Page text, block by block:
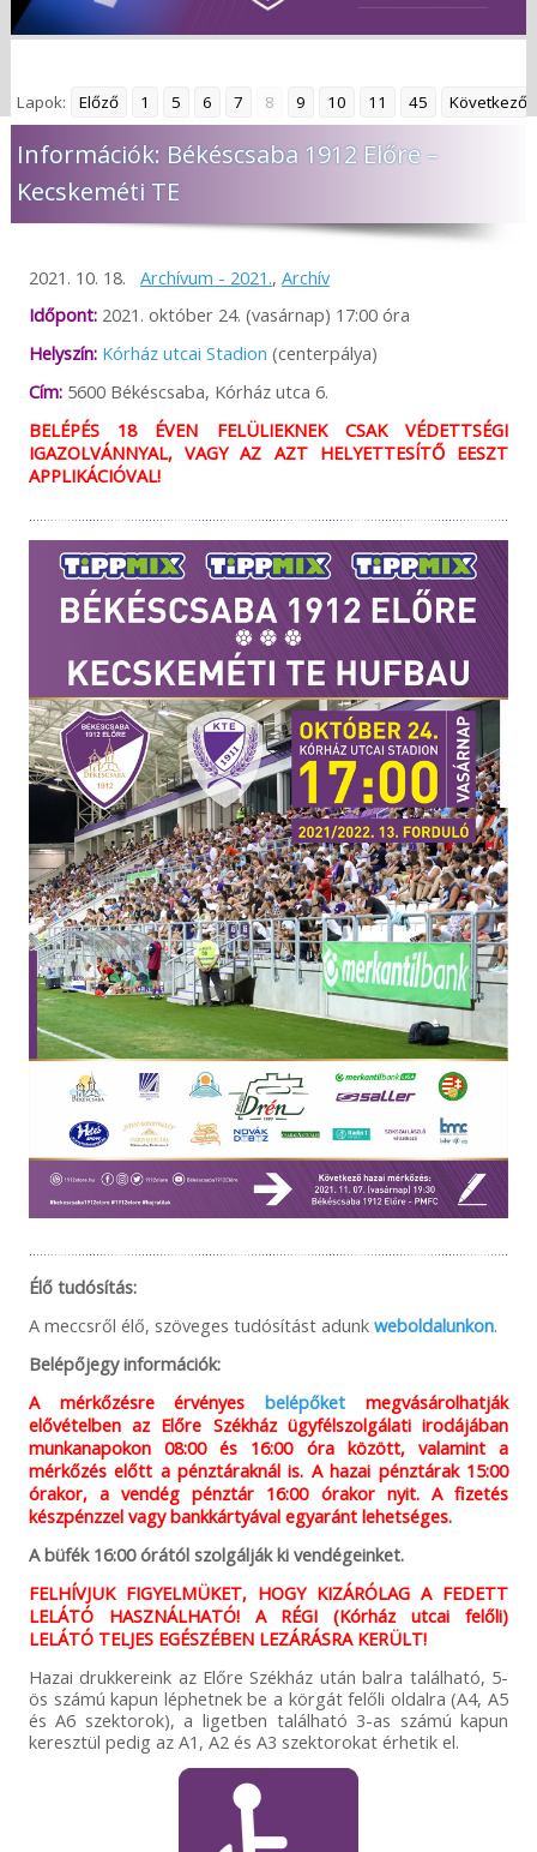
Lapok: Előző 1 5 6 7 8 9 10 11 45 Következő
Információk: Békéscsaba 1912 Előre –
Kecskeméti TE
2021. 10. 18. Archívum - 2021., Archív
Időpont:2021. október 24. (vasárnap) 17:00 óra
Helyszín: Kórház utcai Stadion (centerpálya)
Cím:5600 Békéscsaba, Kórház utca 6.
BELÉPÉS 18 ÉVEN FELÜLIEKNEK CSAK VÉDETTSÉGI
IGAZOLVÁNNYAL, VAGY AZ AZT HELYETTESÍTŐ EESZT
APPLIKÁCIÓVAL!
Élő tudósítás:
A meccsről élő, szöveges tudósítást adunk weboldalunkon.
Belépőjegy információk:
A mérkőzésre érvényesbelépőket megvásárolhatják
elővételben az Előre Székház ügyfélszolgálati irodájában
munkanapokon 08:00 és 16:00 óra között, valamint a
mérkőzés előtt a pénztáraknál is. A hazai pénztárak 15:00
órakor, a vendég pénztár 16:00 órakor nyit. A fizetés
készpénzzel vagy bankkártyával egyaránt lehetséges.
A büfék 16:00 órától szolgálják ki vendégeinket.
FELHÍVJUK FIGYELMÜKET, HOGY KIZÁRÓLAG A FEDETT
LELÁTÓ HASZNÁLHATÓ! A RÉGI (Kórház utcai felőli)
LELÁTÓ TELJES EGÉSZÉBEN LEZÁRÁSRA KERÜLT!
Hazai drukkereink az Előre Székház után balra található, 5-
ös számú kapun léphetnek be a körgát felőli oldalra (A4, A5
és A6 szektorok), a ligetben található 3-as számú kapun
keresztül pedig az A1, A2 és A3 szektorokat érhetik el.